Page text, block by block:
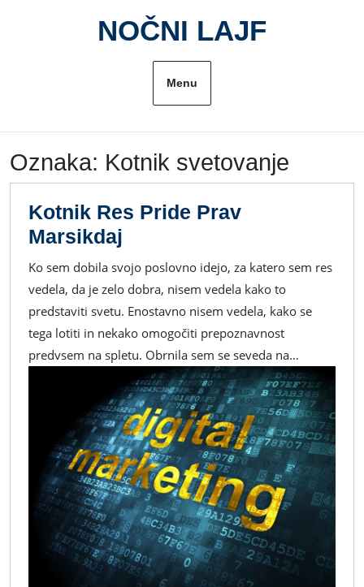
NOČNI LAJF
Menu
Oznaka: Kotnik svetovanje
Kotnik Res Pride Prav
Marsikdaj
Res
Pride
Prav
Marsikdaj
Ko sem dobila svojo poslovno idejo, za katero sem res
vedela, da je zelo dobra, nisem vedela kako to
predstaviti svetu. Enostavno nisem vedela, kako se
tega lotiti in nekako omogočiti prepoznavnost
predvsem na spletu. Obrnila sem se seveda na…